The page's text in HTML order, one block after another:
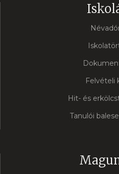
Felvételi
Hit- és
Tanulói